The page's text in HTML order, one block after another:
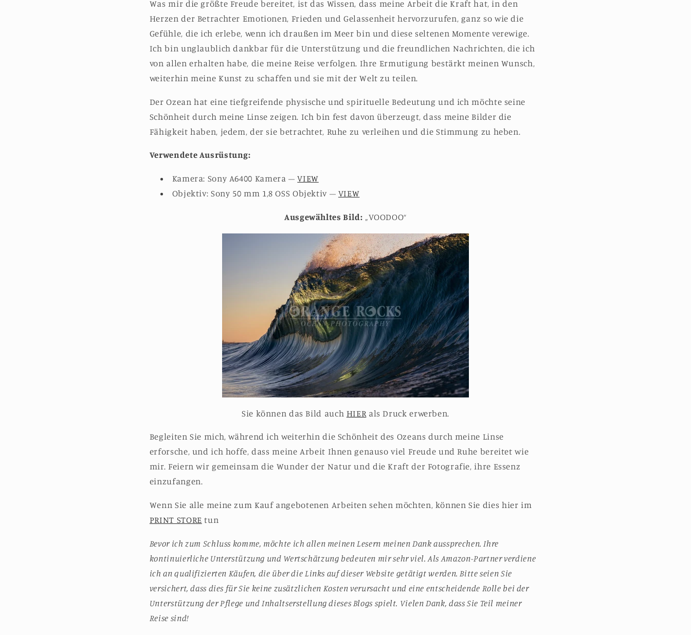
Was mir die größte Freude bereitet, ist das Wissen, dass meine Arbeit die Kraft hat, in den
Herzen der Betrachter Emotionen, Frieden und Gelassenheit hervorzurufen, ganz so wie die
Gefühle, die ich erlebe, wenn ich draußen im Meer bin und diese seltenen Momente verewige.
Ich bin unglaublich dankbar für die Unterstützung und die freundlichen Nachrichten, die ich
von allen erhalten habe, die meine Reise verfolgen. Ihre Ermutigung bestärkt meinen Wunsch,
weiterhin meine Kunst zu schaffen und sie mit der Welt zu teilen.
Der Ozean hat eine tiefgreifende physische und spirituelle Bedeutung und ich möchte seine
Schönheit durch meine Linse zeigen. Ich bin fest davon überzeugt, dass meine Bilder die
Fähigkeit haben, jedem, der sie betrachtet, Ruhe zu verleihen und die Stimmung zu heben.
Verwendete Ausrüstung:
Kamera: Sony A6400 Kamera –VIEW
Objektiv: Sony 50 mm 1,8 OSS Objektiv – VIEW
Ausgewähltes Bild: „VOODOO“
Sie können das Bild auch HIER als Druck erwerben.
Begleiten Sie mich, während ich weiterhin die Schönheit des Ozeans durch meine Linse
erforsche, und ich hoffe, dass meine Arbeit Ihnen genauso viel Freude und Ruhe bereitet wie
mir. Feiern wir gemeinsam die Wunder der Natur und die Kraft der Fotografie, ihre Essenz
einzufangen.
Wenn Sie alle meine zum Kauf angebotenen Arbeiten sehen möchten, können Sie dies hier im
PRINT STORE tun
Bevor ich zum Schluss komme, möchte ich allen meinen Lesern meinen Dank aussprechen. Ihre
kontinuierliche Unterstützung und Wertschätzung bedeuten mir sehr viel. Als Amazon-Partner verdiene
ich an qualifizierten Käufen, die über die Links auf dieser Website getätigt werden. Bitte seien Sie
versichert, dass dies für Sie keine zusätzlichen Kosten verursacht und eine entscheidende Rolle bei der
Unterstützung der Pflege und Inhaltserstellung dieses Blogs spielt. Vielen Dank, dass Sie Teil meiner
Reise sind!